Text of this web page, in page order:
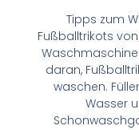
Tipps zum
Fußballtrikots
daran,
waschen.
Wasser